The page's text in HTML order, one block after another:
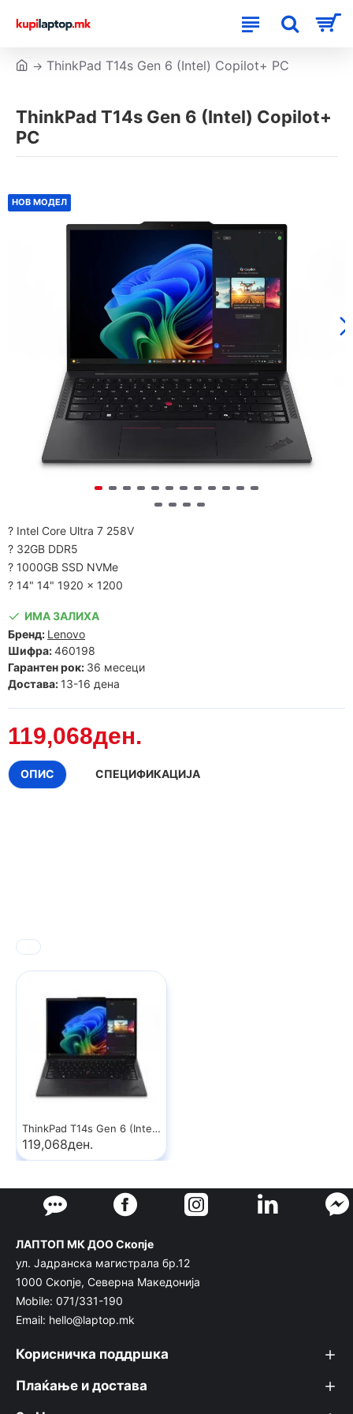
ThinkPad T14s Gen 6 (Intel) Copilot+ PC
ThinkPad T14s Gen 6 (Intel) Copilot+
PC
НОВ МОДЕЛ
НОВ МОДЕЛ
? Intel Core Ultra 7 258V
? 32GB DDR5
? 1000GB SSD NVMe
? 14" 14" 1920 x 1200
119,068ден.
ИМА ЗАЛИХА
Бренд: Lenovo
Шифра:460198
Гарантен рок: 36 месеци
Достава: 13-16 дена
ОПИС СПЕЦИФИКАЦИЈА
ThinkPad T14s Gen 6 (Intel) Copilot+ PC
119,068ден.
ЛАПТОП МК ДОО Скопје
ул. Јадранска магистрала бр.12
1000 Скопје, Северна Македонија
Mobile: 071/331-190
Email: hello@laptop.mk
Корисничка поддршка
Плаќање и достава